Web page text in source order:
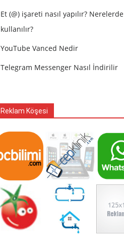
Et (@) işareti nasıl yapılır? Nerelerde
kullanılır?
YouTube Vanced Nedir
Telegram Messenger Nasıl İndirilir
Reklam Köşesi